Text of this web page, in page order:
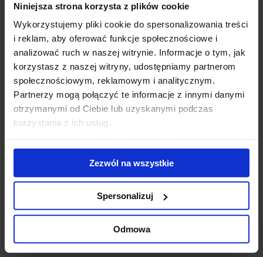
Niniejsza strona korzysta z plików cookie
Wykorzystujemy pliki cookie do spersonalizowania treści
i reklam, aby oferować funkcje społecznościowe i
analizować ruch w naszej witrynie. Informacje o tym, jak
korzystasz z naszej witryny, udostępniamy partnerom
społecznościowym, reklamowym i analitycznym.
Partnerzy mogą połączyć te informacje z innymi danymi
otrzymanymi od Ciebie lub uzyskanymi podczas
korzystania z ich usług.
Zezwól na wszystkie
Spersonalizuj
Odmowa
Modernizacja
kompleksu Diuna
- nowe centrum
konferencyjne
otwarte
WTW wybiera V
Tower.
Doświadczony
ekspert z obszaru
usług
ubezpieczeniowych
stawia na
zrównoważoną
przestrzeń w
Skontaktuj się z nami
Jones Lang LaSalle Sp. z o.o.